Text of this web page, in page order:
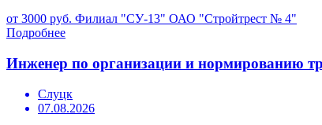
от 3000 руб. Филиал "СУ-13" ОАО "Стройтрест № 4"
Подробнее
Инженер по организации и нормированию
Слуцк
07.08.2026